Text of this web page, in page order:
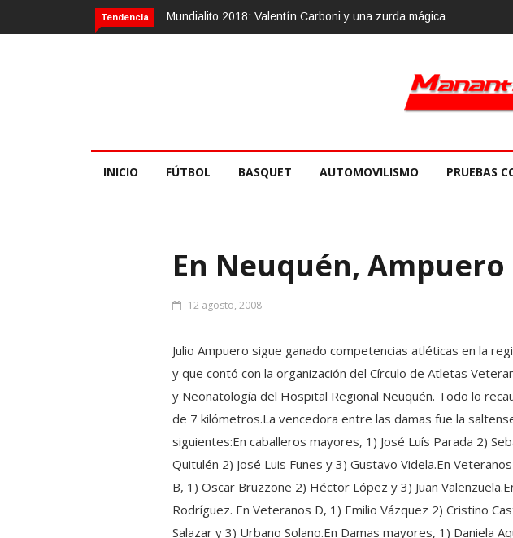
Tendencia Mundialito 2018: Valentín Carboni y una zurda mágica
INICIO FÚTBOL BASQUET AUTOMOVILISMO PRUEBAS
En Neuquén,
12 agosto, 2008
Julio Ampuero sigue ganado competencias atléticas en la
y que contó con la organización del Círculo de Atletas
y Neonatología del Hospital Regional Neuquén. Todo lo
de 7 kilómetros.La vencedora entre las damas fue la
siguientes:En caballeros mayores, 1) José Luís Parada 2)
Quitulén 2) José Luis Funes y 3) Gustavo Videla.En
B, 1) Oscar Bruzzone 2) Héctor López y 3) Juan
Rodríguez. En Veteranos D, 1) Emilio Vázquez 2) Cristino
Salazar y 3) Urbano Solano.En Damas mayores, 1) Daniela